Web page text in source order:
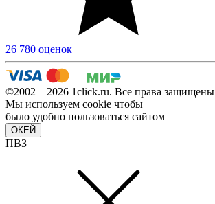
26 780 оценок
©2002—2026 1сlick.ru. Все права защищены
Мы используем cookie чтобы
было удобно пользоваться сайтом
ОКЕЙ
ПВЗ